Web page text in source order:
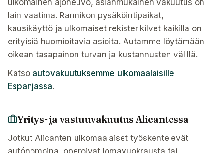
ulkomainen ajoneuvo, asianmukainen vakuutus on
lain vaatima. Rannikon pysäköintipaikat,
kausikäyttö ja ulkomaiset rekisterikilvet kaikilla on
erityisiä huomioitavia asioita. Autamme löytämään
oikean tasapainon turvan ja kustannusten välillä.
Katso autovakuutuksemme ulkomaalaisille
Espanjassa.
Yritys- ja vastuuvakuutus Alicantessa
Jotkut Alicanten ulkomaalaiset työskentelevät
autónomoina, operoivat lomavuokrausta tai